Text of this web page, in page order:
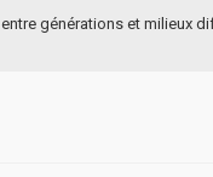
générations et milieux